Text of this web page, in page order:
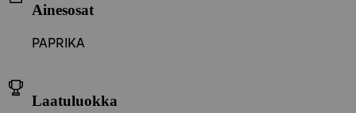
Ainesosat
PAPRIKA
Laatuluokka